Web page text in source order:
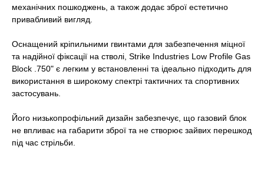
механічних пошкоджень, а також додає зброї естетично
привабливий вигляд.
Оснащений кріпильними гвинтами для забезпечення міцної
та надійної фіксації на стволі, Strike Industries Low Profile Gas
Block .750" є легким у встановленні та ідеально підходить для
використання в широкому спектрі тактичних та спортивних
застосувань.
Його низькопрофільний дизайн забезпечує, що газовий блок
не впливає на габарити зброї та не створює зайвих перешкод
під час стрільби.